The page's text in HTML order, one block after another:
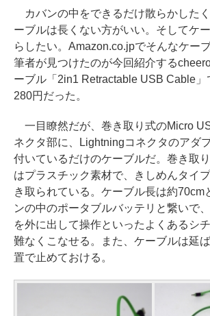
カバンの中をできるだけ散らかした
ーブルは長くない方がいい。そしてケ
らしたい。Amazon.co.jpでそんなケー
筆者が見つけたのが今回紹介する
ーブル「2in1 Retractable USB Cable」
280円だった。
一目瞭然だが、巻き取り式のMicro
ネクタ部に、Lightningコネクタのアダ
付いているだけのケーブルだ。巻き取
はプラスチック素材で、きしめんタイ
き取られている。ケーブル長は約70cm
ンの中のポータブルバッテリと繋いで
を外に出して操作といったよくあるシ
難なくこなせる。また、ケーブルは延
置で止めておける。